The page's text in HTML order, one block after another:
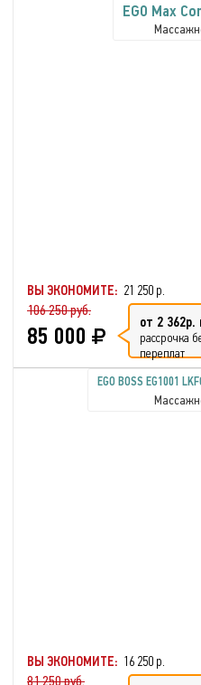
EGO Max
ВЫ ЭКОНОМИТЕ: 21 250 р.
106 250 руб.
85 000 от 2 362р.
рассрочка
переплат
EGO BOSS EG1001
ВЫ ЭКОНОМИТЕ: 16 250 р.
81 250 руб.